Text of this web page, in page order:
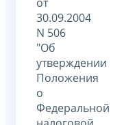
30.09.2004
N 506
"Об
утверждении
Положения
о
Федеральной